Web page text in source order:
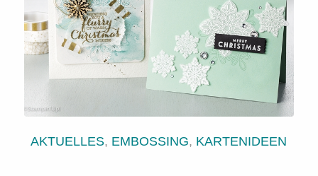
AKTUELLES, EMBOSSING, KARTENIDEEN